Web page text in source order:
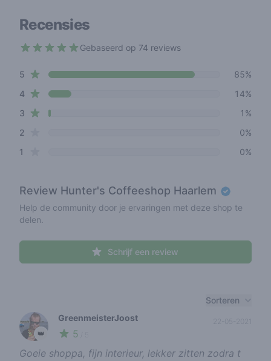
Recensies
Gebaseerd op 74 reviews
Review data
5 star reviews
85%
4star reviews
14%
3 star reviews
1%
2
0%
1
0%
Review Hunter's Coffeeshop Haarlem
Help de community door je ervaringen met deze shop te
delen.
Schrijf een review
Sorteren
👑
GreenmeisterJoost
5
Goeie shoppa, fijn interieur, lekker zitten zodra t